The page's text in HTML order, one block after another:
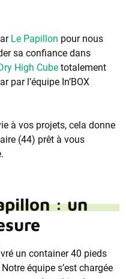
Le Papillon pour nous
sa confiance dans
High Cube totalement
par l’équipe In’BOX
à vos projets, cela donne
(44) prêt à vous
: un
un container 40 pieds
équipe s’est chargée